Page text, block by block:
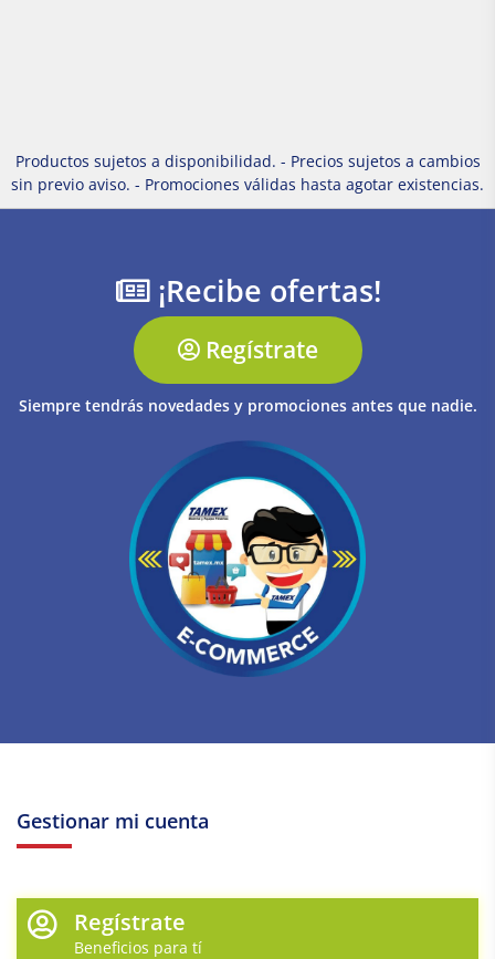
Productos sujetos a disponibilidad. - Precios sujetos a cambios
sin previo aviso. - Promociones válidas hasta agotar existencias.
¡Recibe ofertas!
Regístrate
Siempre tendrás novedades y promociones antes que nadie.
Gestionar mi cuenta
Regístrate
Beneficios para tí